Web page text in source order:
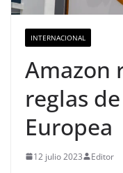
INTERNACIONAL
Amazon
reglas
Europea
12 julio 2023 Editor